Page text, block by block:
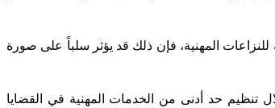
المهنية، فإن ذلك قد يؤثر سلباً على صورة
تنظيم حد أدنى من الخدمات المهنية في القضايا